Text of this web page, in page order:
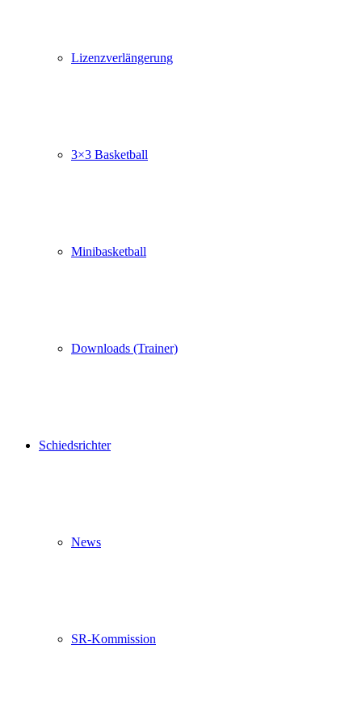
Lizenzverlängerung
3×3 Basketball
Minibasketball
Downloads (Trainer)
Schiedsrichter
News
SR-Kommission